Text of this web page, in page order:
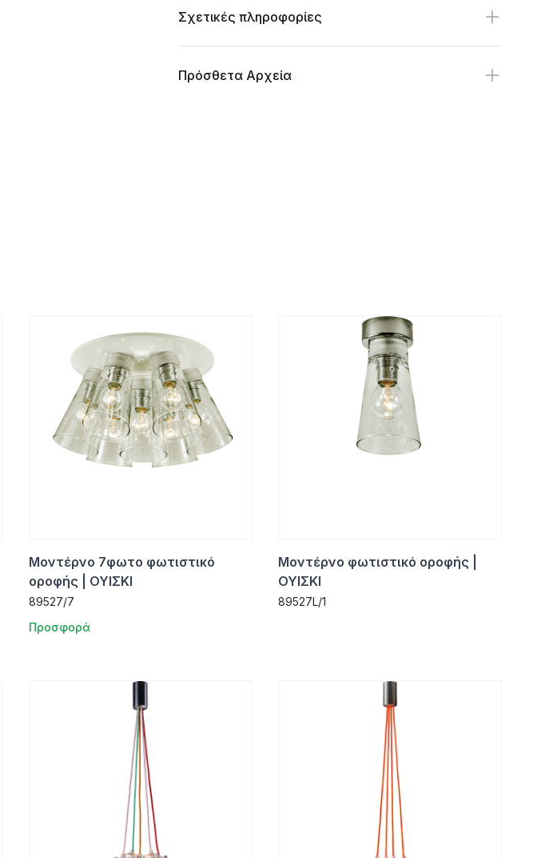
Σχετικές πληροφορίες
Πρόσθετα Αρχεία
Μοντέρνο 7φωτο φωτιστικό
οροφής | ΟΥΙΣΚΙ
89527/7
Προσφορά
Μοντέρνο φωτιστικό οροφής |
ΟΥΙΣΚΙ
89527L/1